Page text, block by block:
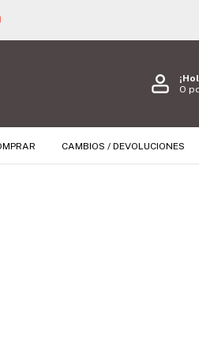
O
CAMBIOS / DEVOLUCIONES